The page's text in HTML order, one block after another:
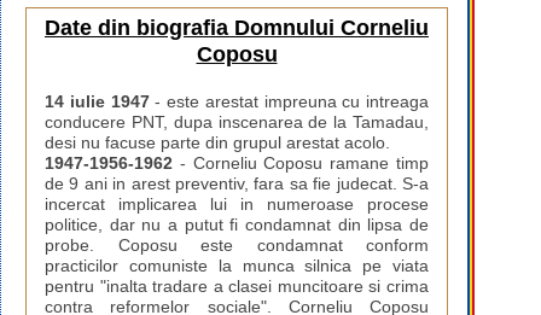
Date din biografia Domnului Corneliu
Coposu
14 iulie 1947- este arestat impreuna cu intreaga
conducere PNT, dupa inscenarea de la Tamadau,
desi nu facuse parte din grupul arestat acolo.
1947-1956-1962 - Corneliu Coposu ramane timp
de 9 ani in arest preventiv, fara sa fie judecat. S-a
incercat implicarea lui in numeroase procese
politice, dar nu a putut fi condamnat din lipsa de
probe. Coposu este condamnat conform
practicilor comuniste la munca silnica pe viata
pentru "inalta tradare a clasei muncitoare si crima
contra reformelor sociale". Corneliu Coposu